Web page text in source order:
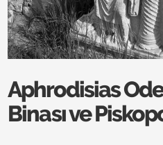
Aphrodisias
Binası ve